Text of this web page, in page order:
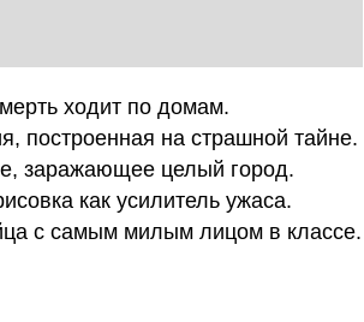
ходит по домам.
построенная на страшной тайне.
заражающее целый город.
как усилитель ужаса.
с самым милым лицом в классе.